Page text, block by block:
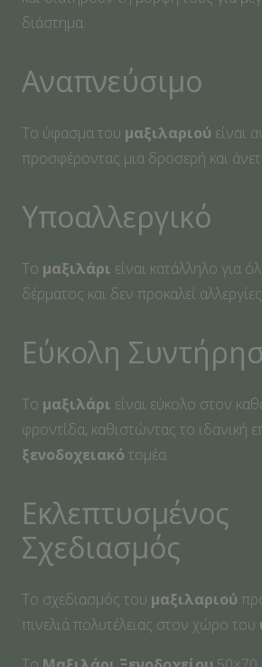
διάστημα.
Αναπνεύσιμο
Το ύφασμα του μαξιλαριού είναι
προσφέροντας μια δροσερή και
Υποαλλεργικό
Το μαξιλάρι είναι κατάλληλο για
δέρματος και δεν προκαλεί
Εύκολη
Το μαξιλάρι είναι εύκολο στον
φροντίδα, καθιστώντας το ιδανική
ξενοδοχειακό τομέα.
Εκλεπτυσμένος
Σχεδιασμός
Το σχεδιασμός του μαξιλαριού
πινελιά πολυτέλειας στον χώρο του